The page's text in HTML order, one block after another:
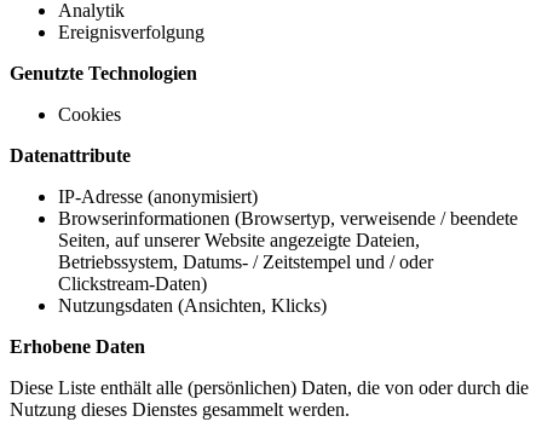
Analytik
Ereignisverfolgung
Genutzte Technologien
Cookies
Datenattribute
IP-Adresse (anonymisiert)
Browserinformationen (Browsertyp, verweisende / beendete
Seiten, auf unserer Website angezeigte Dateien,
Betriebssystem, Datums- / Zeitstempel und / oder
Clickstream-Daten)
Nutzungsdaten (Ansichten, Klicks)
Erhobene Daten
Diese Liste enthält alle (persönlichen) Daten, die von oder durch die
Nutzung dieses Dienstes gesammelt werden.